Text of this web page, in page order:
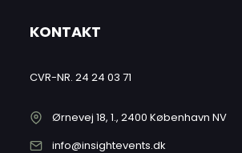
KONTAKT
CVR-NR. 24 24 03 71
Ørnevej 18, 1., 2400 København NV
info@insightevents.dk